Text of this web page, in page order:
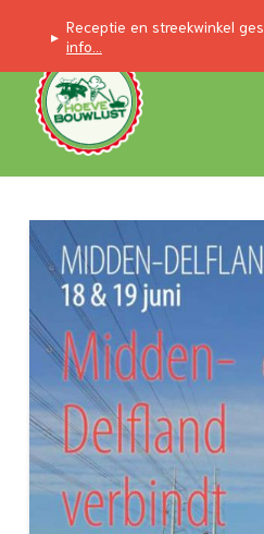
▸ Receptie en streekwinkel
info...